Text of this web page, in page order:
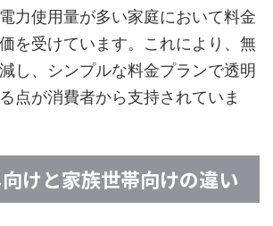
力使用量が多い家庭において料金
を受けています。これにより、無
し、シンプルな料金プランで透明
点が消費者から支持されていま
けと家族世帯向けの違い